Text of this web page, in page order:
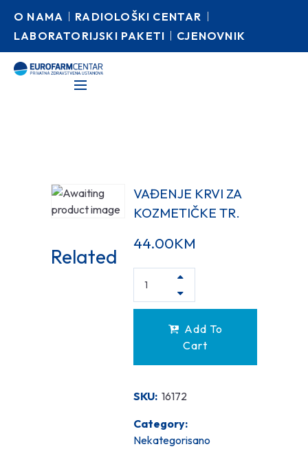
O NAMA
RADIOLOŠKI CENTAR
LABORATORIJSKI PAKETI
CJENOVNIK
VAĐENJE KRVI ZA
KOZMETIČKE TR.
44.00KM
Add To
Cart
SKU: 16172
Category:
Nekategorisano
Related